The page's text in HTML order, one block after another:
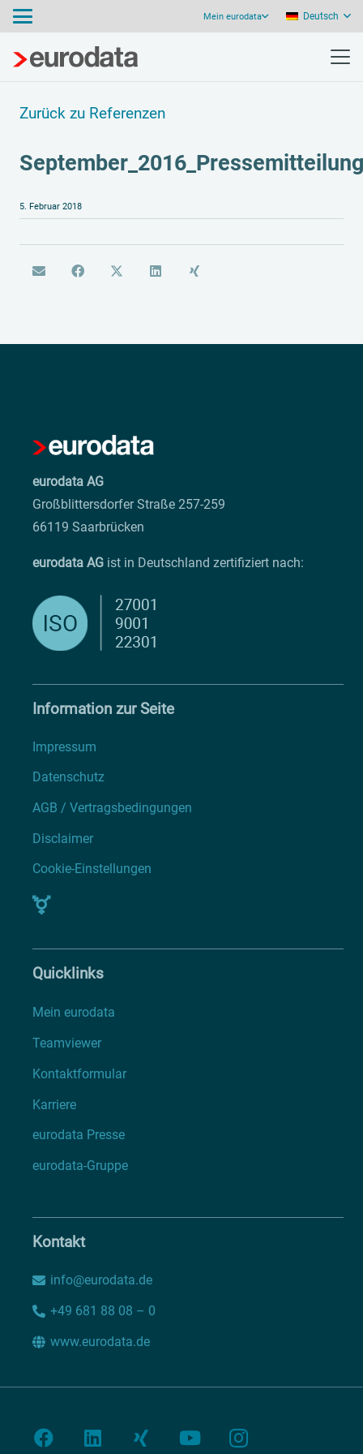
Mein eurodata Deutsch
Zurück zu Referenzen
5. Februar 2018
eurodata AG
Großblittersdorfer Straße 257-259
66119 Saarbrücken
eurodata AG ist in Deutschland zertifiziert nach:
Information zur Seite
Impressum
Datenschutz
AGB / Vertragsbedingungen
Disclaimer
Cookie-Einstellungen
Quicklinks
Mein eurodata
Teamviewer
Kontaktformular
Karriere
eurodata Presse
eurodata-Gruppe
Kontakt
info@eurodata.de
+49 681 88 08 – 0
www.eurodata.de